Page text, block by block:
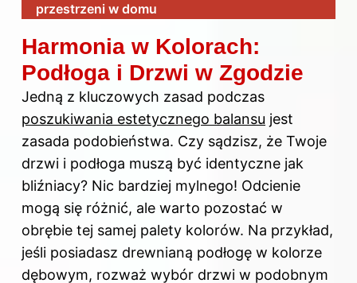
przestrzeni w domu
Harmonia w Kolorach:
Podłoga i Drzwi w Zgodzie
Jedną z kluczowych zasad podczas
poszukiwania estetycznego balansu jest
zasada podobieństwa. Czy sądzisz, że Twoje
drzwi i podłoga muszą być identyczne jak
bliźniacy? Nic bardziej mylnego! Odcienie
mogą się różnić, ale warto pozostać w
obrębie tej samej palety kolorów. Na przykład,
jeśli posiadasz drewnianą podłogę w kolorze
dębowym, rozważ wybór drzwi w podobnym